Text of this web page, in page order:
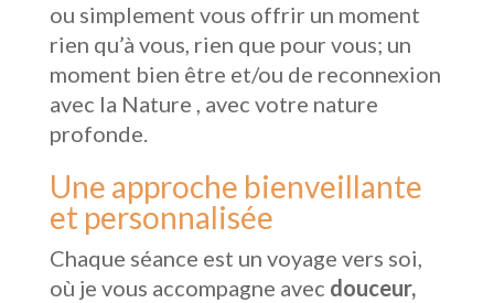
ou simplement vous offrir un moment
rien qu’à vous, rien que pour vous; un
moment bien être et/ou de reconnexion
avec la Nature , avec votre nature
profonde.
Une approche bienveillante
et personnalisée
Chaque séance est un voyage vers soi,
où je vous accompagne avec douceur,